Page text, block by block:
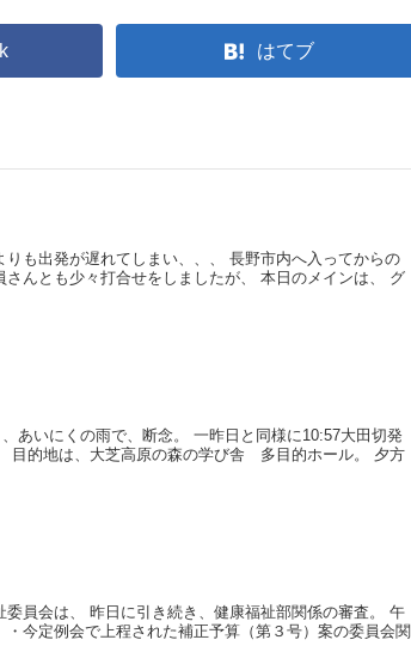
はてブ
も出発が遅れてしまい、、、 長野市内へ入ってからの
んとも少々打合せをしましたが、 本日のメインは、 グ
あいにくの雨で、断念。 一昨日と同様に10:57大田切発
目的地は、大芝高原の森の学び舎 多目的ホール。 夕方
員会は、 昨日に引き続き、健康福祉部関係の審査。 午
今定例会で上程された補正予算（第３号）案の委員会関